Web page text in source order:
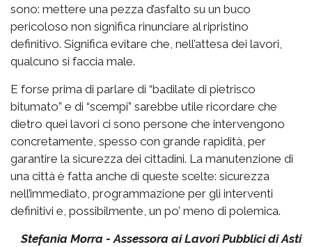
sono: mettere una pezza d’asfalto su un buco
pericoloso non significa rinunciare al ripristino
definitivo. Significa evitare che, nell’attesa dei lavori,
qualcuno si faccia male.
E forse prima di parlare di “badilate di pietrisco
bitumato” e di “scempi” sarebbe utile ricordare che
dietro quei lavori ci sono persone che intervengono
concretamente, spesso con grande rapidità, per
garantire la sicurezza dei cittadini. La manutenzione di
una città è fatta anche di queste scelte: sicurezza
nell’immediato, programmazione per gli interventi
definitivi e, possibilmente, un po’ meno di polemica.
Stefania Morra - Assessora ai Lavori Pubblici di Asti